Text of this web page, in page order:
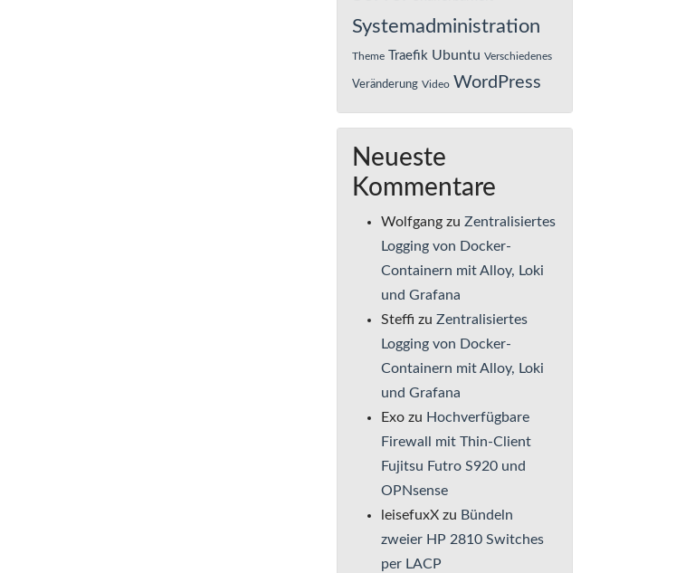
Systemadministration
Theme Traefik Ubuntu Verschiedenes
Veränderung Video WordPress
Neueste
Kommentare
Wolfgang zu Zentralisiertes
Logging von Docker-
Containern mit Alloy, Loki
und Grafana
Steffi zu Zentralisiertes
Logging von Docker-
Containern mit Alloy, Loki
und Grafana
Exo zu Hochverfügbare
Firewall mit Thin-Client
Fujitsu Futro S920 und
OPNsense
leisefuxX zu Bündeln
zweier HP 2810 Switches
per LACP